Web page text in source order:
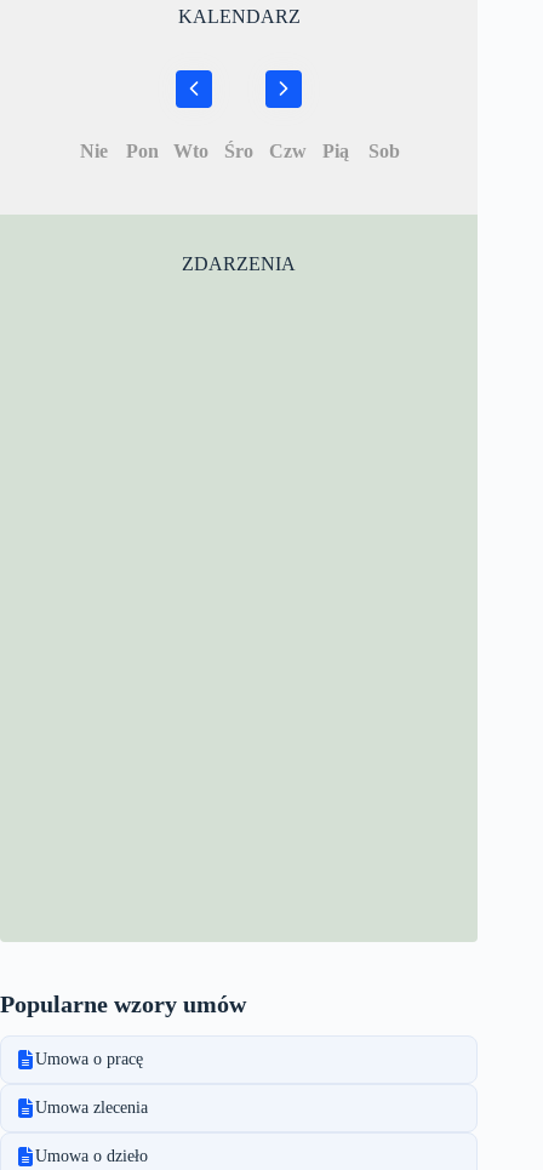
KALENDARZ
Nie Pon Wto Śro Czw Pią Sob
ZDARZENIA
Popularne wzory umów
Umowa o pracę
Umowa zlecenia
Umowa o dzieło